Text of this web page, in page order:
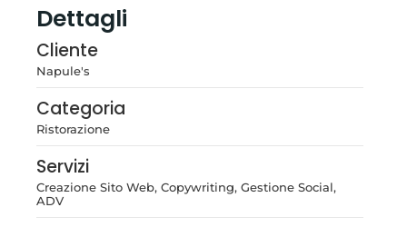
Dettagli
Cliente
Napule's
Categoria
Ristorazione
Servizi
Creazione Sito Web, Copywriting, Gestione Social,
ADV